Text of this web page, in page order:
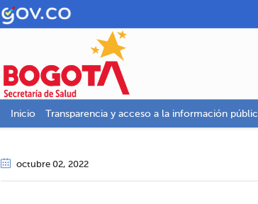
Inicio Transparencia y acceso a la información
octubre 02, 2022